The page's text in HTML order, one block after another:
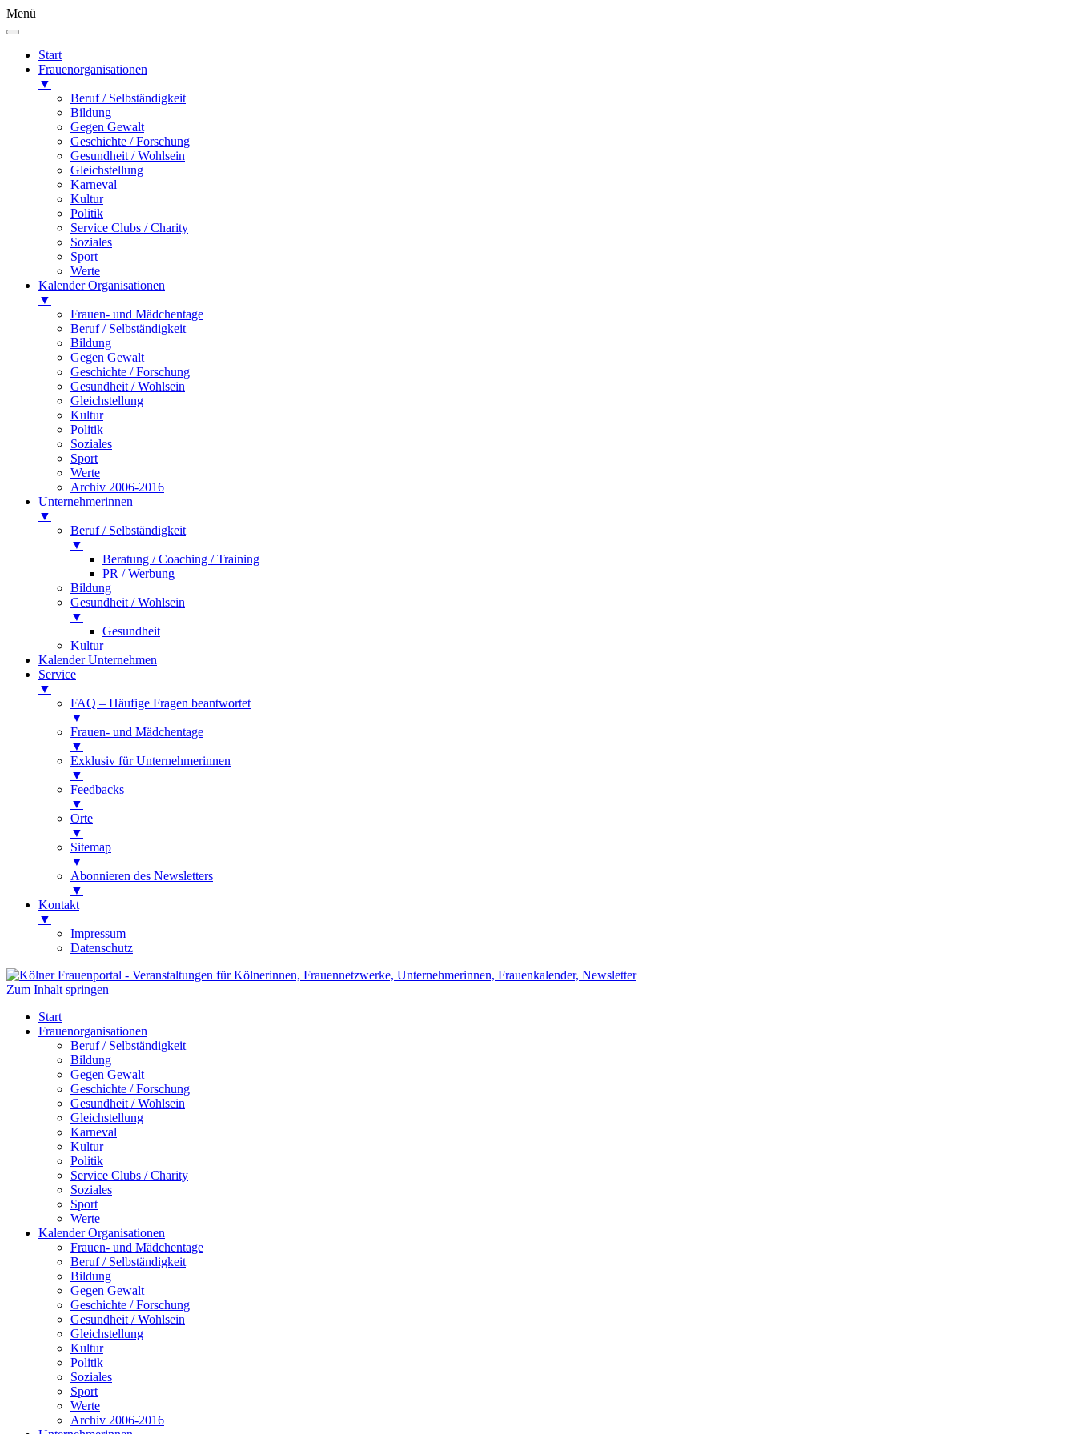
Menü
Start
Frauenorganisationen
▼
Beruf / Selbständigkeit
Bildung
Gegen Gewalt
Geschichte / Forschung
Gesundheit / Wohlsein
Gleichstellung
Karneval
Kultur
Politik
Service Clubs / Charity
Soziales
Sport
Werte
Kalender Organisationen
▼
Frauen- und Mädchentage
Beruf / Selbständigkeit
Bildung
Gegen Gewalt
Geschichte / Forschung
Gesundheit / Wohlsein
Gleichstellung
Kultur
Politik
Soziales
Sport
Werte
Archiv 2006-2016
Unternehmerinnen
▼
Beruf / Selbständigkeit
▼
Beratung / Coaching / Training
PR / Werbung
Bildung
Gesundheit / Wohlsein
▼
Gesundheit
Kultur
Kalender Unternehmen
Service
▼
FAQ – Häufige Fragen beantwortet
▼
Frauen- und Mädchentage
▼
Exklusiv für Unternehmerinnen
▼
Feedbacks
▼
Orte
▼
Sitemap
▼
Abonnieren des Newsletters
▼
Kontakt
▼
Impressum
Datenschutz
Kölner Frauenportal
Veranstaltungen für Kölnerinnen, Frauennetzwerke, Unternehmerinnen, Frauenkalender, Newsletter
Zum Inhalt springen
Start
Frauenorganisationen
Beruf / Selbständigkeit
Bildung
Gegen Gewalt
Geschichte / Forschung
Gesundheit / Wohlsein
Gleichstellung
Karneval
Kultur
Politik
Service Clubs / Charity
Soziales
Sport
Werte
Kalender Organisationen
Frauen- und Mädchentage
Beruf / Selbständigkeit
Bildung
Gegen Gewalt
Geschichte / Forschung
Gesundheit / Wohlsein
Gleichstellung
Kultur
Politik
Soziales
Sport
Werte
Archiv 2006-2016